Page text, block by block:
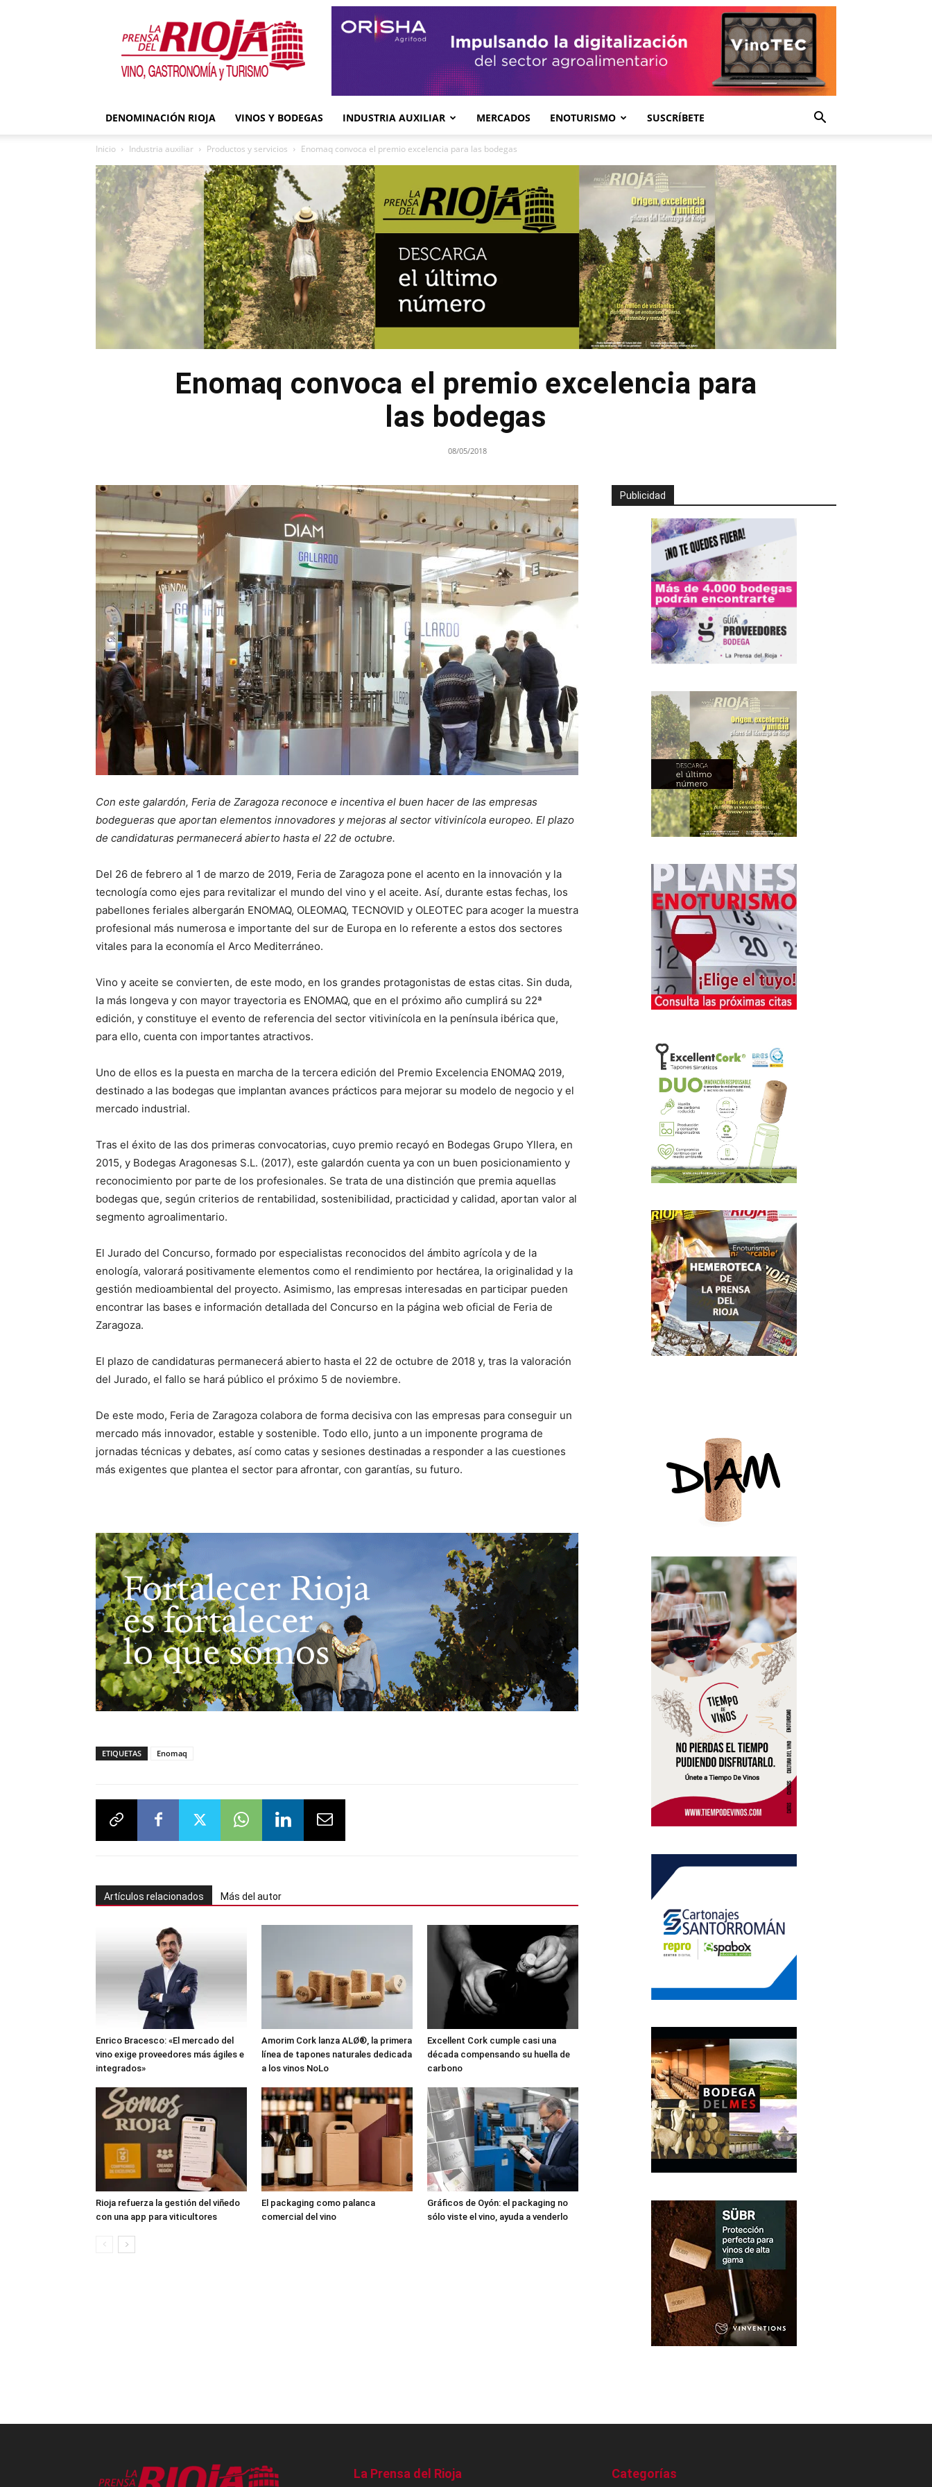
La
Prensa
del
Rioja
DENOMINACIÓN RIOJA VINOS Y BODEGAS INDUSTRIA AUXILIAR MERCADOS ENOTURISMO SUSCRÍBETE
Inicio Industria auxiliar Productos y servicios Enomaq convoca el premio excelencia para las bodegas
Enomaq convoca el premio excelencia para
las bodegas
08/05/2018
Con este galardón, Feria de Zaragoza reconoce e incentiva el buen hacer de las empresas
bodegueras que aportan elementos innovadores y mejoras al sector vitivinícola europeo. El plazo
de candidaturas permanecerá abierto hasta el 22 de octubre.
Del 26 de febrero al 1 de marzo de 2019, Feria de Zaragoza pone el acento en la innovación y la
tecnología como ejes para revitalizar el mundo del vino y el aceite. Así, durante estas fechas, los
pabellones feriales albergarán ENOMAQ, OLEOMAQ, TECNOVID y OLEOTEC para acoger la muestra
profesional más numerosa e importante del sur de Europa en lo referente a estos dos sectores
vitales para la economía el Arco Mediterráneo.
Vino y aceite se convierten, de este modo, en los grandes protagonistas de estas citas. Sin duda,
la más longeva y con mayor trayectoria es ENOMAQ, que en el próximo año cumplirá su 22ª
edición, y constituye el evento de referencia del sector vitivinícola en la península ibérica que,
para ello, cuenta con importantes atractivos.
Uno de ellos es la puesta en marcha de la tercera edición del Premio Excelencia ENOMAQ 2019,
destinado a las bodegas que implantan avances prácticos para mejorar su modelo de negocio y el
mercado industrial.
Tras el éxito de las dos primeras convocatorias, cuyo premio recayó en Bodegas Grupo Yllera, en
2015, y Bodegas Aragonesas S.L. (2017), este galardón cuenta ya con un buen posicionamiento y
reconocimiento por parte de los profesionales. Se trata de una distinción que premia aquellas
bodegas que, según criterios de rentabilidad, sostenibilidad, practicidad y calidad, aportan valor al
segmento agroalimentario.
El Jurado del Concurso, formado por especialistas reconocidos del ámbito agrícola y de la
enología, valorará positivamente elementos como el rendimiento por hectárea, la originalidad y la
gestión medioambiental del proyecto. Asimismo, las empresas interesadas en participar pueden
encontrar las bases e información detallada del Concurso en la página web oficial de Feria de
Zaragoza.
El plazo de candidaturas permanecerá abierto hasta el 22 de octubre de 2018 y, tras la valoración
del Jurado, el fallo se hará público el próximo 5 de noviembre.
De este modo, Feria de Zaragoza colabora de forma decisiva con las empresas para conseguir un
mercado más innovador, estable y sostenible. Todo ello, junto a un imponente programa de
jornadas técnicas y debates, así como catas y sesiones destinadas a responder a las cuestiones
más exigentes que plantea el sector para afrontar, con garantías, su futuro.
ETIQUETAS Enomaq
Artículos relacionados Más del autor
Enrico Bracesco: «El mercado del
vino exige proveedores más ágiles e
integrados»
Amorim Cork lanza ALØ®, la primera
línea de tapones naturales dedicada
a los vinos NoLo
Excellent Cork cumple casi una
década compensando su huella de
carbono
Rioja refuerza la gestión del viñedo
con una app para viticultores
El packaging como palanca
comercial del vino
Gráficos de Oyón: el packaging no
sólo viste el vino, ayuda a venderlo
Publicidad
La Prensa del Rioja Categorías